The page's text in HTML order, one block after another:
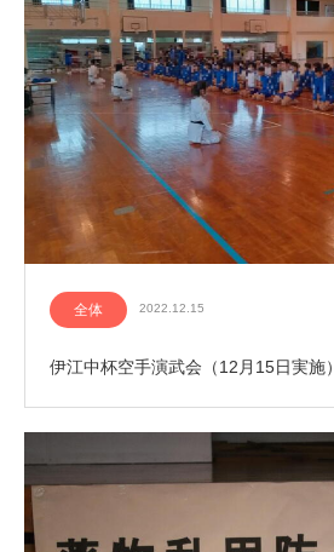
全体 2022.12.15
伊江中杯空手演武会（12月15日実施）